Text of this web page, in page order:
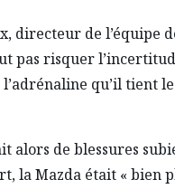
directeur de l’équipe
pas risquer
qu’il tient
alors de blessures
la Mazda était « bien